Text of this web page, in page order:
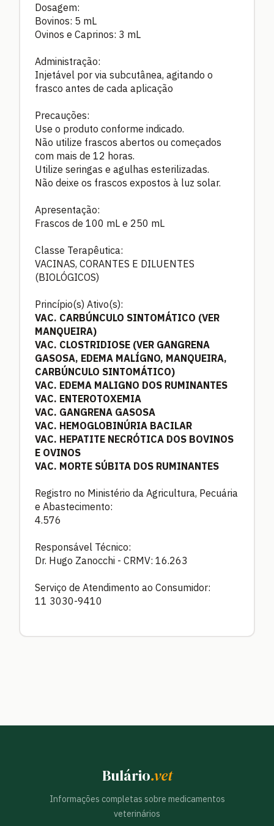
Dosagem:
Bovinos: 5 mL
Ovinos e Caprinos: 3 mL
Administração:
Injetável por via subcutânea, agitando o
frasco antes de cada aplicação
Precauções:
Use o produto conforme indicado.
Não utilize frascos abertos ou começados
com mais de 12 horas.
Utilize seringas e agulhas esterilizadas.
Não deixe os frascos expostos à luz solar.
Apresentação:
Frascos de 100 mL e 250 mL
Classe Terapêutica:
VACINAS, CORANTES E DILUENTES
(BIOLÓGICOS)
Princípio(s) Ativo(s):
VAC. CARBÚNCULO SINTOMÁTICO (VER
MANQUEIRA)
VAC. CLOSTRIDIOSE (VER GANGRENA
GASOSA, EDEMA MALÍGNO, MANQUEIRA,
CARBÚNCULO SINTOMÁTICO)
VAC. EDEMA MALIGNO DOS RUMINANTES
VAC. ENTEROTOXEMIA
VAC. GANGRENA GASOSA
VAC. HEMOGLOBINÚRIA BACILAR
VAC. HEPATITE NECRÓTICA DOS BOVINOS
E OVINOS
VAC. MORTE SÚBITA DOS RUMINANTES
Registro no Ministério da Agricultura, Pecuária
e Abastecimento:
4.576
Responsável Técnico:
Dr. Hugo Zanocchi - CRMV: 16.263
Serviço de Atendimento ao Consumidor:
11 3030-9410
Bulário.vet
Informações completas sobre medicamentos
veterinários